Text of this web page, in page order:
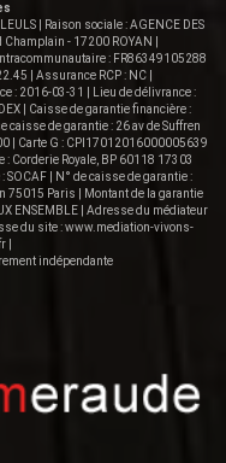
| Raison sociale : AGENCE DES
- 17200 ROYAN |
: FR86349105288
| Assurance RCP : NC |
: 2016-03-31 | Lieu de délivrance :
| Caisse de garantie financière :
caisse de garantie : 26 av de Suffren
| Carte G : CPI17012016000005639
: Corderie Royale, BP 60118 17303
SOCAF | N° de caisse de garantie :
75015 Paris | Montant de la garantie
ENSEMBLE | Adresse du médiateur
du site :www.mediation-vivons-
|
indépendante